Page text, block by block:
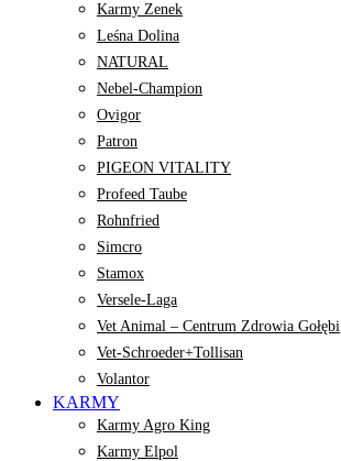
Karmy Zenek
Leśna Dolina
NATURAL
Nebel-Champion
Ovigor
Patron
PIGEON VITALITY
Profeed Taube
Rohnfried
Simcro
Stamox
Versele-Laga
Vet Animal – Centrum Zdrowia Gołębi
Vet-Schroeder+Tollisan
Volantor
KARMY
Karmy Agro King
Karmy Elpol